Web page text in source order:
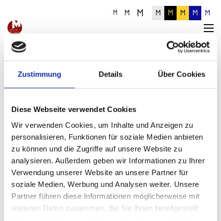
Zustimmung Details Über Cookies
Diese Webseite verwendet Cookies
Wir verwenden Cookies, um Inhalte und Anzeigen zu
personalisieren, Funktionen für soziale Medien anbieten
zu können und die Zugriffe auf unsere Website zu
analysieren. Außerdem geben wir Informationen zu Ihrer
Verwendung unserer Website an unsere Partner für
soziale Medien, Werbung und Analysen weiter. Unsere
Partner führen diese Informationen möglicherweise mit
weiteren Daten zusammen, die Sie ihnen bereitgestellt
M M M M M M M M
Oberösterreichs Museen bei DORIS
Eine Kooperation zwischen DORIS, dem
Oberösterreichischen RaumInformationsSystem, und dem Verbund
Oberösterreichischer Museen ermöglicht eine geographische
Verortung unserer Museen auf einen Blick und somit eine
zeitgemäße Präsentation der Museumslandschaft Oberösterreich